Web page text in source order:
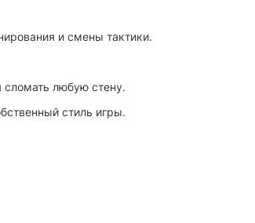
и смены тактики.
любую стену.
стиль игры.